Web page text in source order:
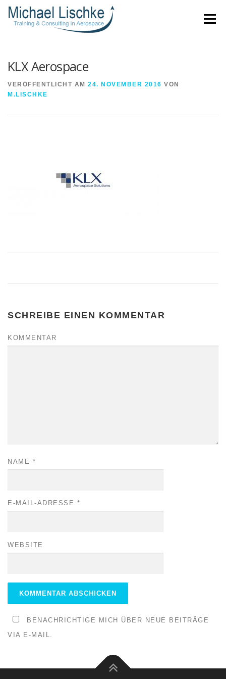
Direkt
zum
Menü
KLX Aerospace
VERÖFFENTLICHT AM 24. NOVEMBER 2016 VON
M.LISCHKE
SCHREIBE EINEN KOMMENTAR
KOMMENTAR
NAME *
E-MAIL-ADRESSE *
WEBSITE
BENACHRICHTIGE MICH ÜBER NEUE BEITRÄGE
VIA E-MAIL.